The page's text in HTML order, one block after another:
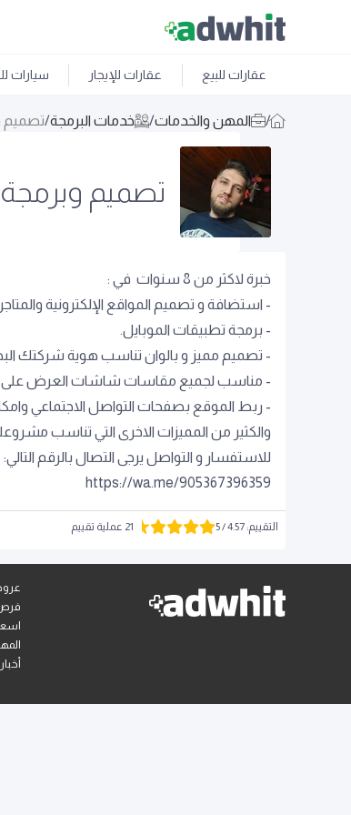
عقارات للبيع عقارات للإيجار سيارات
/ المهن والخدمات/ خدمات البرمجة/تصميم
تصميم وبرمجة
خبرة لاكثر من 8 سنوات في :
- استضافة و تصميم المواقع الإلكترونية
- برمجة تطبيقات الموبايل.
- تصميم مميز و بالوان تناسب هوية شركتك
- مناسب لجميع مقاسات شاشات العرض على
- ربط الموقع بصفحات التواصل الاجتماعي
والكثير من المميزات الاخرى التي تناسب
للاستفسار و التواصل يرجى التصال بالرقم التالي:
https://wa.me/905367396359
التقييم:
4.57
/ 5 21 عملية تقييم
أخبار